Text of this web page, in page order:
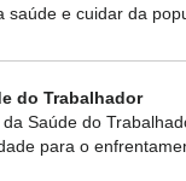
saúde e cuidar da
do Trabalhador
Saúde do
para o